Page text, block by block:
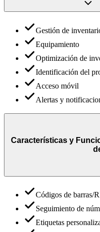
Gestión de
Equipamiento
Optimización de
Identificación del
Acceso móvil
Alertas y
Características y
Códigos de barras/
Seguimiento de
Etiquetas